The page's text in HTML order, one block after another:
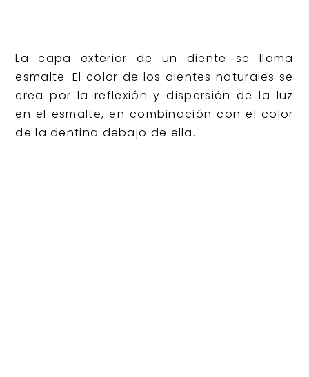
La capa exterior de un diente se llama
esmalte. El color de los dientes naturales se
crea por la reflexión y dispersión de la luz
en el esmalte, en combinación con el color
de la dentina debajo de ella.